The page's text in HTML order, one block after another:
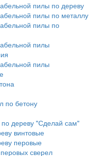
пилы по дереву
пилы по металлу
пилы по
пилы
пилы
по бетону
дереву "Сделай сам"
винтовые
перовые
сверел